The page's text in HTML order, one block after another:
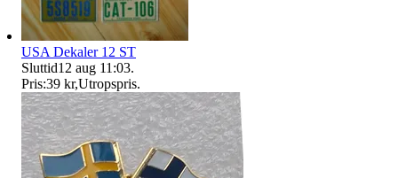
USA Dekaler 12 ST
Sluttid12 aug 11:03.
Pris:39 kr,Utropspris.